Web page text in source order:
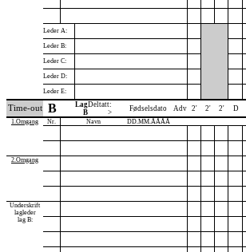
Leder A:
Leder B:
Leder C:
Leder D:
Leder E:
Time-out B
Lag
B
Deltatt:
>
Fødselsdato Adv 2' 2' 2' D
1.Omgang Nr. Navn DD.MM.ÅÅÅÅ
2.Omgang
Underskrift
lagleder
lag B: